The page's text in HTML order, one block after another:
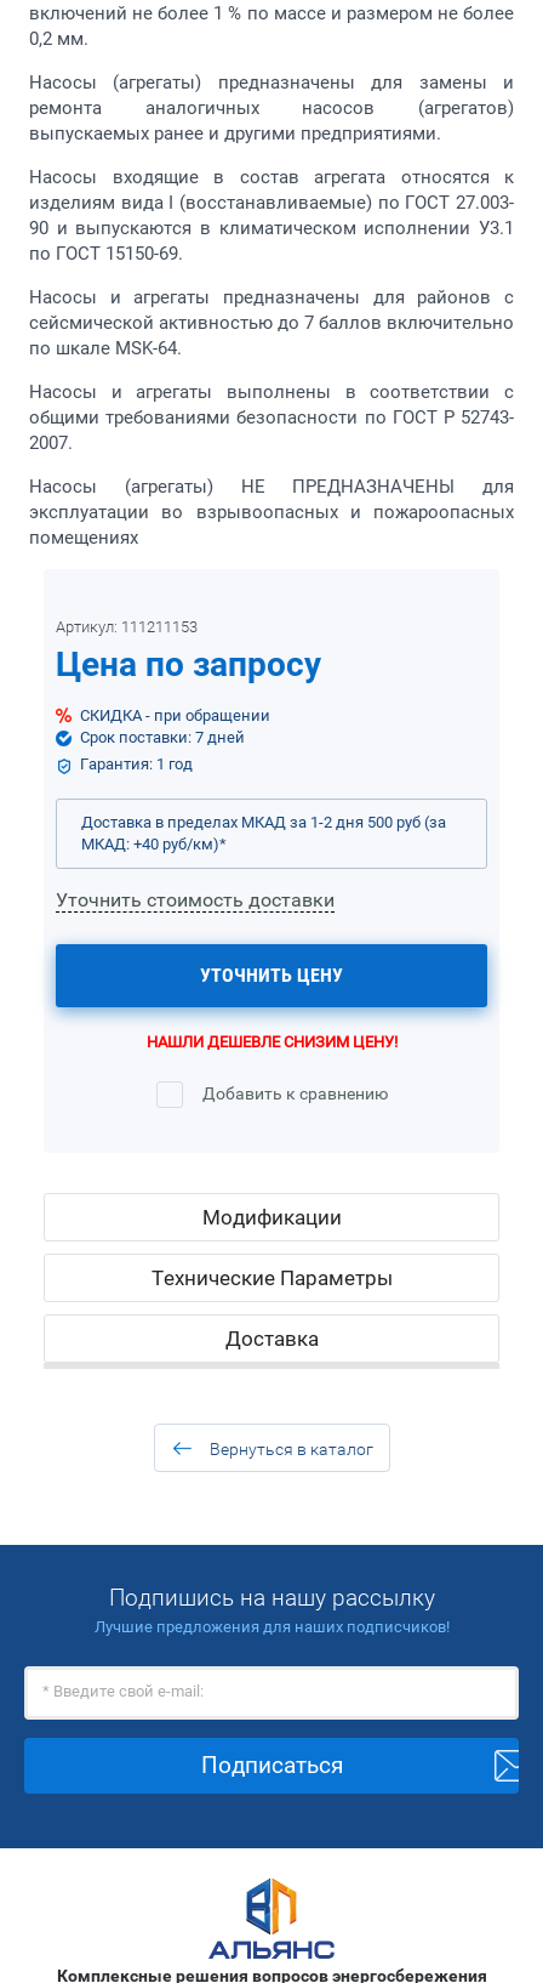
включений не более 1 % по массе и размером не более
0,2 мм.
Насосы (агрегаты) предназначены для замены и
ремонта аналогичных насосов (агрегатов)
выпускаемых ранее и другими предприятиями.
Насосы входящие в состав агрегата относятся к
изделиям вида I (восстанавливаемые) по ГОСТ 27.003-
90 и выпускаются в климатическом исполнении У3.1
по ГОСТ 15150-69.
Насосы и агрегаты предназначены для районов с
сейсмической активностью до 7 баллов включительно
по шкале MSK-64.
Насосы и агрегаты выполнены в соответствии с
общими требованиями безопасности по ГОСТ Р 52743-
2007.
Насосы (агрегаты) НЕ ПРЕДНАЗНАЧЕНЫ для
эксплуатации во взрывоопасных и пожароопасных
помещениях
Артикул: 111211153
Цена по запросу
СКИДКА - при обращении
Срок поставки: 7 дней
Гарантия: 1 год
Доставка в пределах МКАД за 1-2 дня 500 руб (за
МКАД: +40 руб/км)*
Уточнить стоимость доставки
УТОЧНИТЬ ЦЕНУ
НАШЛИ ДЕШЕВЛЕ СНИЗИМ ЦЕНУ!
Добавить к сравнению
Модификации
Технические Параметры
Доставка
Вернуться в каталог
Подпишись на нашу рассылку
Лучшие предложения для наших подписчиков!
Подписаться
Комплексные решения вопросов энергосбережения